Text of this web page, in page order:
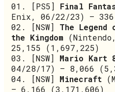
01. [PS5] Final
Enix, 06/22/23) –
02. [NSW] The
the Kingdom
25,155 (1,697,225)
03. [NSW] Mario Kart
04/28/17) – 8,066
04. [NSW] Minecraft
– 6,166 (3,171,606)